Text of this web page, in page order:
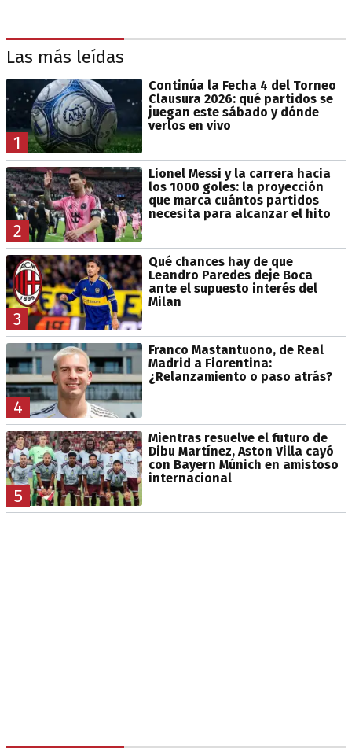
Las más leídas
1
Continúa la Fecha 4 del Torneo
Clausura 2026: qué partidos se
juegan este sábado y dónde
verlos en vivo
2
Lionel Messi y la carrera hacia
los 1000 goles: la proyección
que marca cuántos partidos
necesita para alcanzar el hito
3
Qué chances hay de que
Leandro Paredes deje Boca
ante el supuesto interés del
Milan
4
Franco Mastantuono, de Real
Madrid a Fiorentina:
¿Relanzamiento o paso atrás?
5
Mientras resuelve el futuro de
Dibu Martínez, Aston Villa cayó
con Bayern Múnich en amistoso
internacional